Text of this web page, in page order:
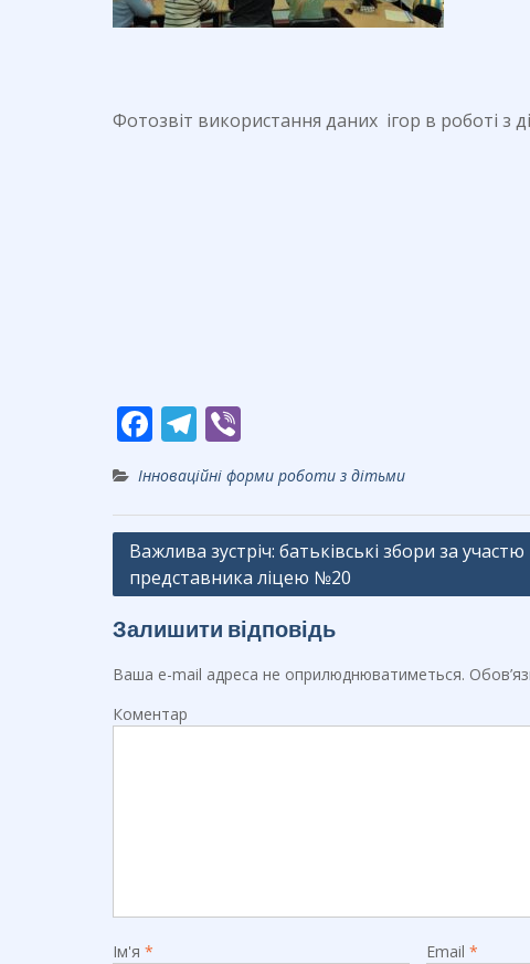
Фотозвіт використання даних ігор в роботі з
F
e
b
o
o
k
T
el
e
gr
a
m
er
Інноваційні форми роботи з дітьми
Навігація
записів
Важлива зустріч: батьківські збори за участю
представника ліцею №20
Залишити відповідь
Ваша e-mail адреса не оприлюднюватиметься.
Коментар
Ім'я * Email *